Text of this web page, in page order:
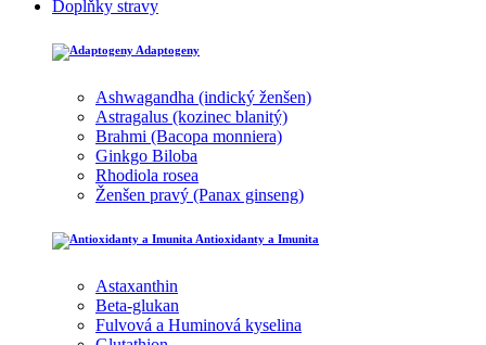
Doplňky stravy
Adaptogeny
Ashwagandha (indický ženšen)
Astragalus (kozinec blanitý)
Brahmi (Bacopa monniera)
Ginkgo Biloba
Rhodiola rosea
Ženšen pravý (Panax ginseng)
Antioxidanty a Imunita
Astaxanthin
Beta-glukan
Fulvová a Huminová kyselina